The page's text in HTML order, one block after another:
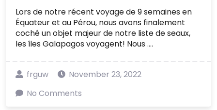
Lors de notre récent voyage de 9 semaines en
Équateur et au Pérou, nous avons finalement
coché un objet majeur de notre liste de seaux,
les îles Galapagos voyagent! Nous ....
frguw
November 23, 2022
No Comments